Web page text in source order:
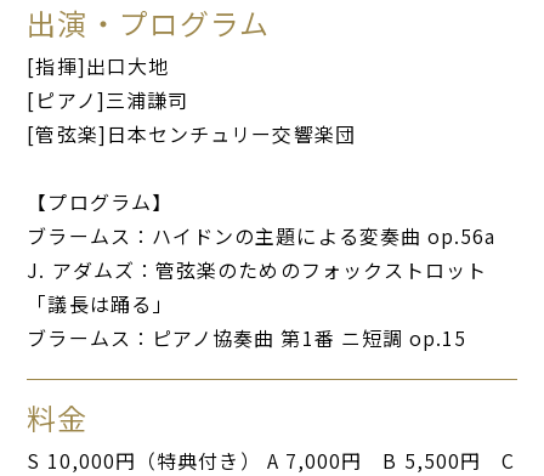
出演・プログラム
[指揮]出口大地
[ピアノ]三浦謙司
[管弦楽]日本センチュリー交響楽団
【プログラム】
ブラームス：ハイドンの主題による変奏曲 op.56a
J. アダムズ：管弦楽のためのフォックストロット
「議長は踊る」
ブラームス：ピアノ協奏曲 第1番 ニ短調 op.15
料金
S 10,000円（特典付き） A 7,000円 B 5,500円 C